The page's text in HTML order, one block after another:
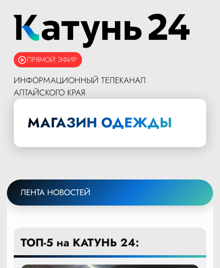
ПРЯМОЙ ЭФИР
ИНФОРМАЦИОННЫЙ ТЕЛЕКАНАЛ
АЛТАЙСКОГО КРАЯ
МАГАЗИН ОДЕЖДЫ
ЛЕНТА НОВОСТЕЙ
ТОП-5 на КАТУНЬ 24: